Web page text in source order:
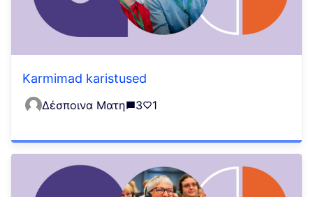
Karmimad karistused
Δέσποινα Ματη 3 1